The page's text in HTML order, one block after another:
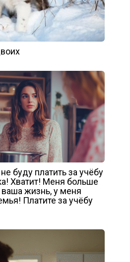
буду платить за учёбу
Хватит! Меня больше
ваша жизнь, у меня
Платите за учёбу